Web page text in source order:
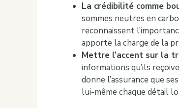
La crédibilité comme
sommes neutres en
reconnaissent
apporte la charge de la
Mettre l’accent sur la
informations qu’ils
donne l’assurance que
lui-même chaque détail